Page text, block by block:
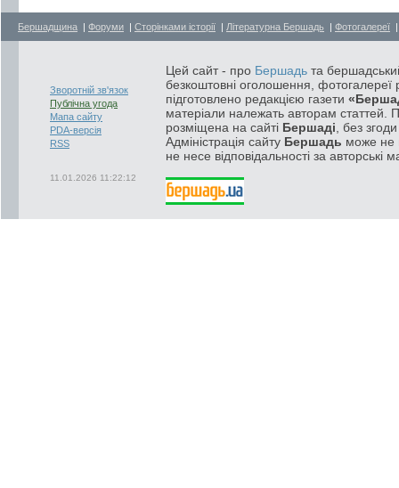
Бершадщина | Форуми | Сторінками історії | Літературна Бершадь | Фотогалереї
Зворотній зв'язок
Публічна угода
Мапа сайту
PDA-версія
RSS
11.01.2026 11:22:12
Цей сайт - про Бершадь та
безкоштовні оголошення, фотогалереї
підготовлено редакцією газети
матеріали належать авторам статтей.
розміщена на сайті Бершаді , без
Адміністрація сайту Бершадь може не
не несе відповідальності за авторські